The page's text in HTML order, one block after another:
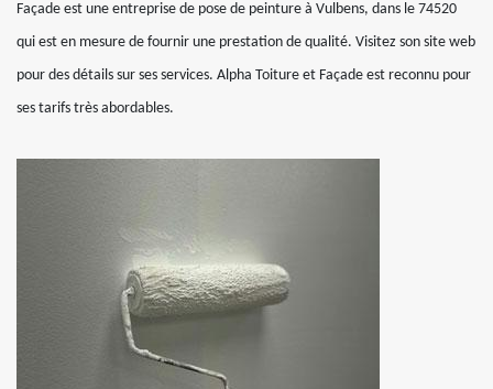
Façade est une entreprise de pose de peinture à Vulbens, dans le 74520
qui est en mesure de fournir une prestation de qualité. Visitez son site web
pour des détails sur ses services. Alpha Toiture et Façade est reconnu pour
ses tarifs très abordables.